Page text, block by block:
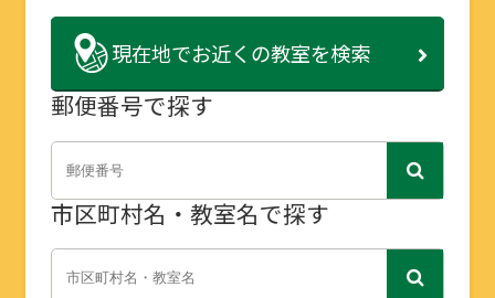
現在地でお近くの教室を検索
郵便番号で探す
市区町村名・教室名で探す